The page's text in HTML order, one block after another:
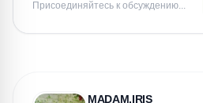
Присоединяйтесь к обсуждению...
MADAM.IRIS